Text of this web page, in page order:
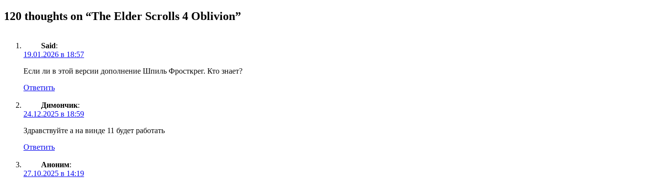
120 thoughts on “The Elder Scrolls 4 Oblivion”
Said:
19.01.2026 в 18:57
Если ли в этой версии дополнение Шпиль Фросткрег. Кто знает?
Ответить
Димончик:
24.12.2025 в 18:59
Здравствуйте а на винде 11 будет работать
Ответить
Аноним:
27.10.2025 в 14:19